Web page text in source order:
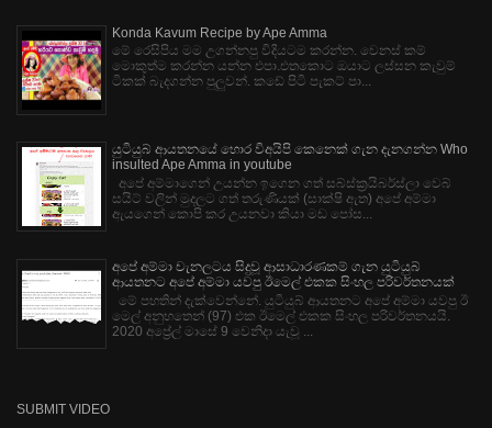
Konda Kavum Recipe by Ape Amma
මේ රෙසිපිය මම උගන්නපු විදියටම කරන්න. වෙනස් කම්
මොකුත්ම කරන්න යන්න එපා.එතකොට ඔයාට ලස්සන කැවුම්
ටිකක් බැදගන්න පුලුවන්. කඩේ පිටි පැකට් පා...
යුටියුබ් ආයතනයේ හොර විඅයිපි කෙනෙක් ගැන දැනගන්න Who
insulted Ape Amma in youtube
අපේ අම්මාගෙන් උයන්න ඉගෙන ගත් සබ්ස්ක්‍රයිබර්ස්ලා වෙබ්
සයිට් වලින් මුදලට ගත් තරුණියක් (සාක්ෂි ඇත) අපේ අම්මා
ඇයගෙන් කොපි කර උයනවා කියා මඩ පෝස...
අපේ අම්මා චැනලටය සිදුවූ ආසාධාරණකම් ගැන යුටියුබ්
ආයතනට අපේ අම්මා යවපු ඊමෙල් එකක සිංහල පරිවර්තනයක්
මේ පහතින් දැක්වෙන්නේ. යුටියුබ් ආයතනට අපේ අම්මා යවපු ඊ
මෙල් අනුහතෙන් (97) එක ඊමෙල් එකක සිංහල පරිවර්තනයයි.
2020 අප්‍රේල් මාසේ 9 වෙනිදා යැවූ ...
SUBMIT VIDEO